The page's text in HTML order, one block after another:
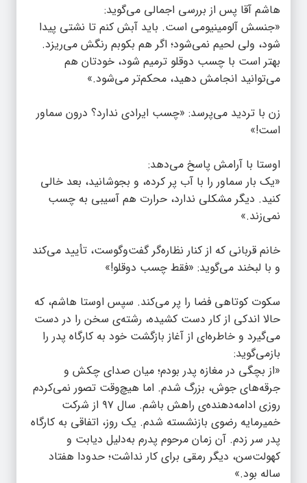
هاشم آقا پس از بررسی اجمالی می‌گوید:
«جنسش آلومینیومی است. باید آبش کنم تا نشتی پیدا
شود، ولی لحیم نمی‌شود؛ اگر هم بکوبم رنگش می‌ریزد.
بهتر است با چسب دوقلو ترمیم شود، خودتان هم
می‌توانید انجامش دهید، محکم‌تر می‌شود.»
زن با تردید می‌پرسد: «چسب ایرادی ندارد؟ درون سماور
است!»
اوستا با آرامش پاسخ می‌دهد:
«یک بار سماور را با آب پر کرده، و بجوشانید، بعد خالی
کنید. دیگر مشکلی ندارد، حرارت هم آسیبی به چسب
نمی‌زند.»
خانم قربانی که از کنار نظاره‌گر گفت‌وگوست، تأیید می‌کند
و با لبخند می‌گوید: «فقط چسب دوقلو!»
سکوت کوتاهی فضا را پر می‌کند. سپس اوستا هاشم، که
حالا اندکی از کار دست کشیده، رشته‌ی سخن را در دست
می‌گیرد و خاطره‌ای از آغاز بازگشت خود به کارگاه پدر را
بازمی‌گوید:
«از بچگی در مغازه پدر بودم؛ میان صدای چکش و
جرقه‌های جوش، بزرگ شدم. اما هیچ‌وقت تصور نمی‌کردم
روزی ادامه‌دهنده‌ی راهش باشم. سال ۹۷ از شرکت
خمیرمایه رضوی بازنشسته شدم. یک روز، اتفاقی به کارگاه
پدر سر زدم. آن زمان مرحوم پدرم به‌دلیل دیابت و
کهولت‌سن، دیگر رمقی برای کار نداشت؛ حدودا هفتاد
ساله بود.»